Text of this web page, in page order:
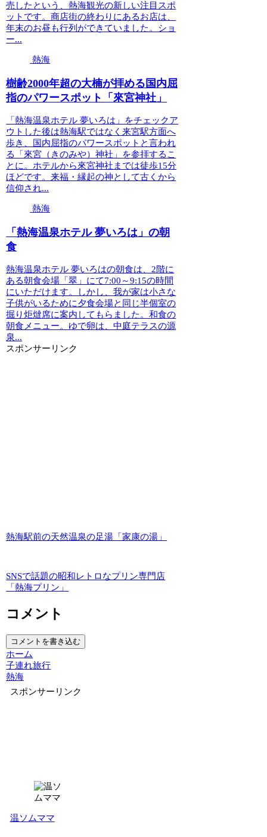
売したという、熱海観光の新しい注目スポ
ットです。商店街の終わりにあるお店は、
年末のお昼も行列ができていました。ショ
ー...
熱海
樹齢2000年超の大楠が拝める国内屈
指のパワースポット「來宮神社」
「熱海温泉ホテル 夢いろは」をチェックア
ウトした後は熱海駅ではなく来宮駅方面へ
歩き、国内屈指のパワースポットと言われ
る「來宮（きのみや）神社」を参拝するこ
とに。ホテルから來宮神社までは徒歩15分
ほどです。来福・縁起の神として古くから
信仰され...
熱海
「熱海温泉ホテル 夢いろは」の朝
食
熱海温泉ホテル 夢いろはの朝食は、2階に
ある朝食会場「翠」にて7:00～9:15の時間
にいただけます。しかし、我が家は小さな
子供がいるために夕食会場と同じ半個室の
掘り炬燵席に案内してもらました。和食の
朝食メニュー。ゆで卵は、中庭テラスの源
泉...
スポンサーリンク
熱海駅前の天然温泉の足湯「家康の湯」
SNSで話題の昭和レトロなプリン専門店
「熱海プリン」
コメント
コメントを書き込む
ホーム
子連れ旅行
熱海
スポンサーリンク
温ソムママ